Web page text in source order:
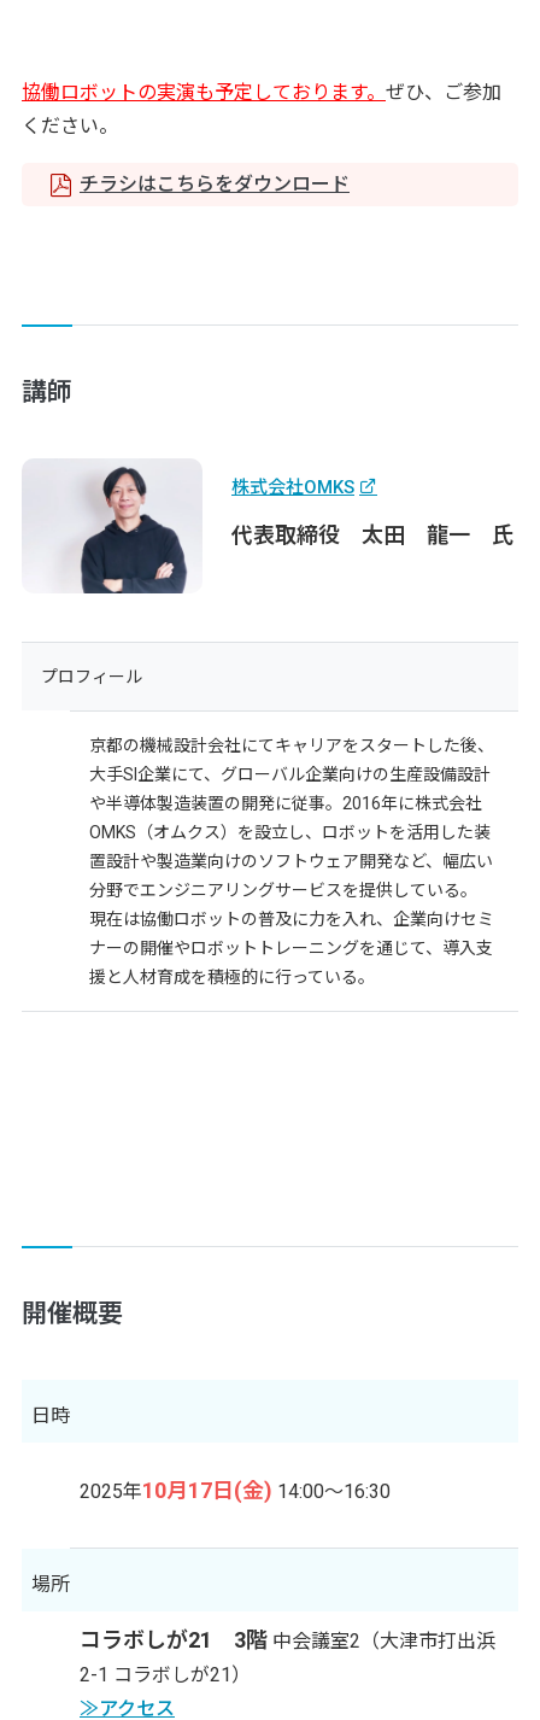
協働ロボットの実演も予定しております。 ぜひ、ご参加
ください。
チラシはこちらをダウンロード
講師
株式会社OMKS
代表取締役 太田 龍一 氏
プロフィール
京都の機械設計会社にてキャリアをスタートした後、
大手SI企業にて、グローバル企業向けの生産設備設計
や半導体製造装置の開発に従事。2016年に株式会社
OMKS（オムクス）を設立し、ロボットを活用した装
置設計や製造業向けのソフトウェア開発など、幅広い
分野でエンジニアリングサービスを提供している。
現在は協働ロボットの普及に力を入れ、企業向けセミ
ナーの開催やロボットトレーニングを通じて、導入支
援と人材育成を積極的に行っている。
開催概要
日時
2025年10月17日(金) 14:00～16:30
場所
コラボしが21 3階 中会議室2（大津市打出浜
2-1 コラボしが21）
≫アクセス